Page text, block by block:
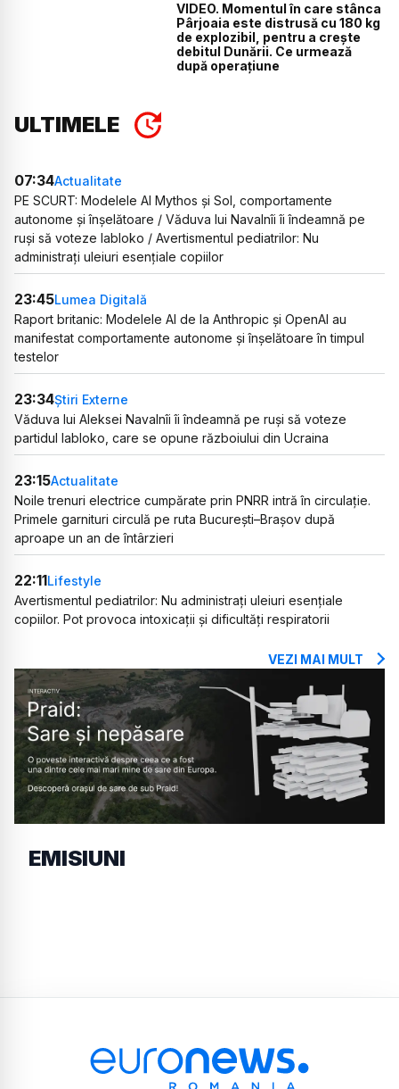
VIDEO. Momentul în care stânca
Pârjoaia este distrusă cu 180 kg
de explozibil, pentru a crește
debitul Dunării. Ce urmează
după operațiune
ULTIMELE
07:34Actualitate
PE SCURT: Modelele AI Mythos și Sol, comportamente
autonome și înșelătoare / Văduva lui Navalnîi îi îndeamnă pe
ruși să voteze Iabloko / Avertismentul pediatrilor: Nu
administrați uleiuri esențiale copiilor
23:45Lumea Digitală
Raport britanic: Modelele AI de la Anthropic și OpenAI au
manifestat comportamente autonome și înșelătoare în timpul
testelor
23:34Știri Externe
Văduva lui Aleksei Navalnîi îi îndeamnă pe ruși să voteze
partidul Iabloko, care se opune războiului din Ucraina
23:15Actualitate
Noile trenuri electrice cumpărate prin PNRR intră în circulație.
Primele garnituri circulă pe ruta București–Brașov după
aproape un an de întârzieri
22:11Lifestyle
Avertismentul pediatrilor: Nu administrați uleiuri esențiale
copiilor. Pot provoca intoxicații și dificultăți respiratorii
VEZI MAI MULT
EMISIUNI